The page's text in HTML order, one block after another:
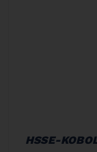
HSSE-